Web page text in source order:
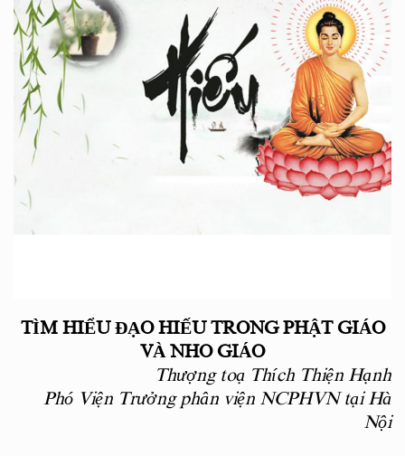
TÌM HIỂU ĐẠO HIẾU TRONG PHẬT GIÁO
VÀ NHO GIÁO
Thượng toạ Thích Thiện Hạnh
Phó Viện Trưởng phân viện NCPHVN tại Hà
Nội